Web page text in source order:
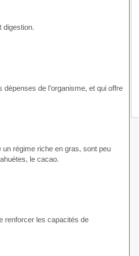
digestion.
de l’organisme, et qui offre
un régime riche en gras, sont peu
le cacao.
renforcer les capacités de